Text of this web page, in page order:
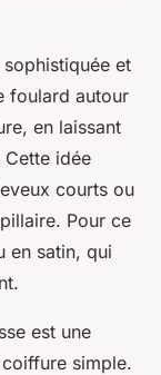
et
foulard autour
en laissant
idée
courts ou
Pour ce
en satin, qui
est une
simple.